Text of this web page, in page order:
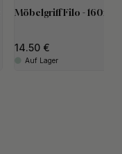
Möbelgriff Filo - 160mm
14.50
Auf Lager